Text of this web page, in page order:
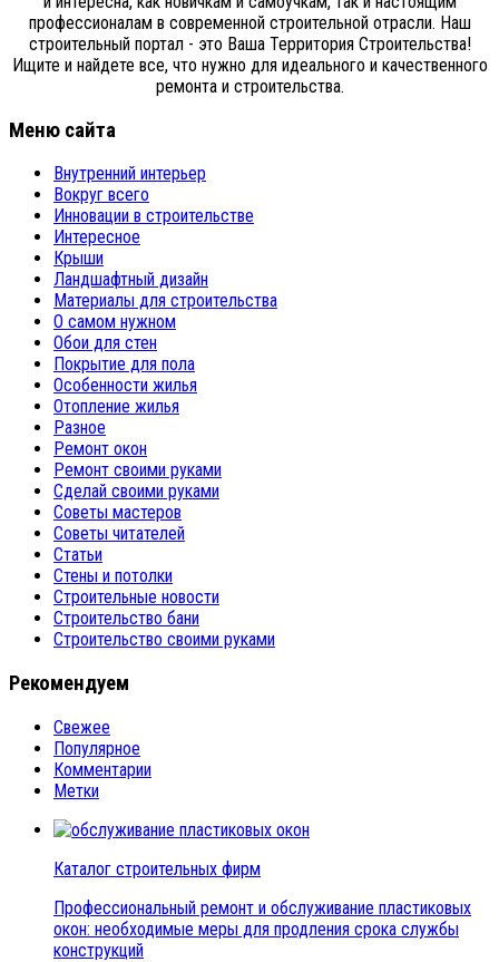
профессионалам в современной строительной отрасли. Наш
строительный портал - это Ваша Территория Строительства!
Ищите и найдете все, что нужно для идеального и качественного
ремонта и строительства.
Меню сайта
Внутренний интерьер
Вокруг всего
Инновации в строительстве
Интересное
Крыши
Ландшафтный дизайн
Материалы для строительства
О самом нужном
Обои для стен
Покрытие для пола
Особенности жилья
Отопление жилья
Разное
Ремонт окон
Ремонт своими руками
Сделай своими руками
Советы мастеров
Советы читателей
Статьи
Стены и потолки
Строительные новости
Строительство бани
Строительство своими руками
Рекомендуем
Свежее
Популярное
Комментарии
Метки
Каталог строительных фирм
Профессиональный ремонт и обслуживание пластиковых
окон: необходимые меры для продления срока службы
конструкций